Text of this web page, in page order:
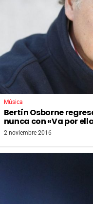
Música
Bertín Osborne
nunca con «Va por
2 noviembre 2016